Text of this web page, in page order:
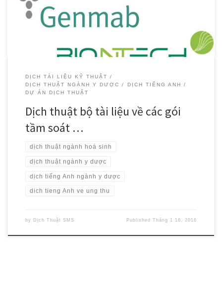
phạm vi toàn cầu và trên 500 chứng nhận quốc gia về […]
DỊCH TÀI LIỆU KỸ THUẬT
DỊCH THUẬT NGÀNH Y DƯỢC
DỊCH TIẾNG ANH
DỰ ÁN DỊCH THUẬT
Dịch thuật bộ tài liệu về các gói
tầm soát …
dịch thuật ngành hoá sinh
dịch thuật ngành y dược
dịch tiếng Anh ngành y dược
dich tieng Anh ve ung thu
by Dịch Thuật SMS PublishedTháng 1 16, 2016